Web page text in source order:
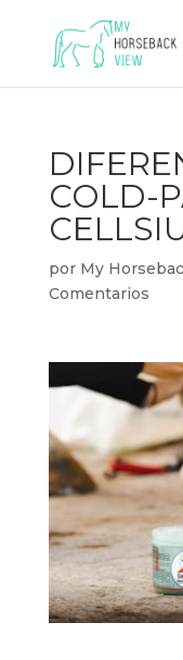
COLD-
por My
Comentarios